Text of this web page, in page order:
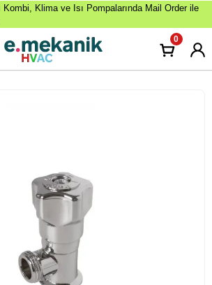
Kombi, Klima ve Isı Pompalarında Mail Order ile
0